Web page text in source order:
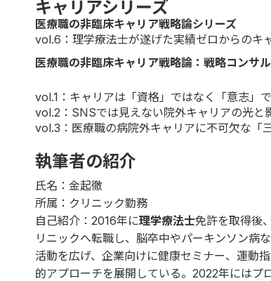
キャリアシリーズ
医療職の非臨床キャリア戦略論シリーズ
vol.6 ：理学療法士が遂げた実績ゼロからの
医療職の非臨床キャリア戦略論：戦略コンサ
vol.1 ：キャリアは「資格」ではなく「意志」
vol.2 ：SNSでは見えない院外キャリアの光と
vol.3 ：医療職の病院外キャリアに不可欠な「
執筆者の紹介
氏名：金起徹
所属：クリニック勤務
自己紹介：2016年に理学療法士免許を取得後
リニックへ転職し、脳卒中やパーキンソン病
活動を広げ、企業向けに健康セミナー、運動
的アプローチを展開している。2022年にはプ